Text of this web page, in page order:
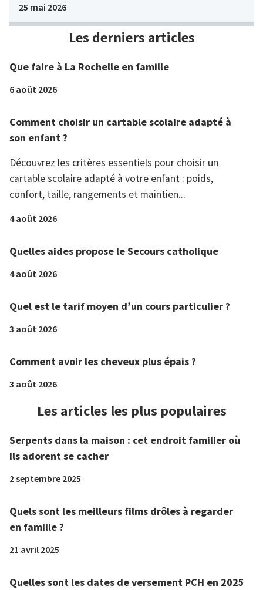
25 mai 2026
Les derniers articles
Que faire à La Rochelle en famille
6 août 2026
Comment choisir un cartable scolaire adapté à
son enfant ?
Découvrez les critères essentiels pour choisir un
cartable scolaire adapté à votre enfant : poids,
confort, taille, rangements et maintien...
4 août 2026
Quelles aides propose le Secours catholique
4 août 2026
Quel est le tarif moyen d’un cours particulier ?
3 août 2026
Comment avoir les cheveux plus épais ?
3 août 2026
Les articles les plus populaires
Serpents dans la maison : cet endroit familier où
ils adorent se cacher
2 septembre 2025
Quels sont les meilleurs films drôles à regarder
en famille ?
21 avril 2025
Quelles sont les dates de versement PCH en 2025